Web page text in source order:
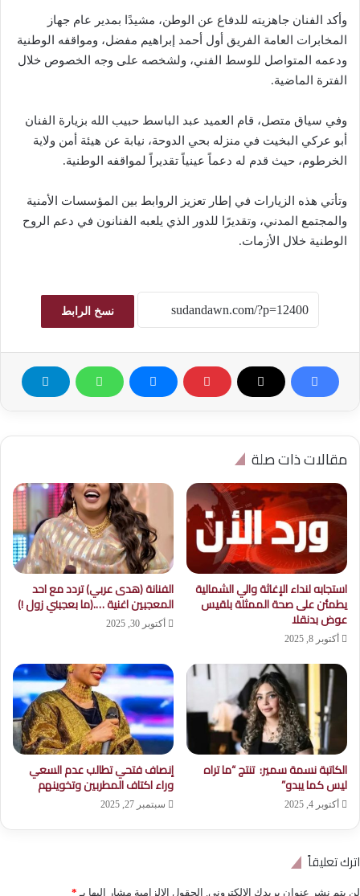
وأكد الفنان جاهزيته للدفاع عن الوطن، مشيدًا بمدير عام جهاز
المخابرات العامة الفريق أول أحمد إبراهيم مفضل، ومواقفه الوطنية
ودعمه المتواصل للوسط الفني، ولشخصه على وجه الخصوص خلال
الفترة الماضية.
وفي سياق متصل، قام العميد عبد الباسط حبيب الله بزيارة الفنان
أبو عركي البخيت في منزله بحي الدوحة، نيابة عن هيئة أمن ولاية
الخرطوم، حيث قدم له دعماً عينياً تقديراً لمواقفه الوطنية.
وتأتي هذه الزيارات في إطار تعزيز الروابط بين المؤسسات الأمنية
والمجتمع المدني، وتقديرًا للدور الذي يلعبه الفنانون في دعم الروح
الوطنية خلال الأزمات.
نسخ الرابط
مقالات ذات صلة
استجابه لنداء الإغاثة والي الشمالية
يطمئن على صحة الممثلة بلقيس
عوض بدنقلا
أكتوبر 8, 2025
الفنانة (هدى عربي) تردد مع احد
المعجبين اغنية ….(ما بعجبني زول !)
أكتوبر 30, 2025
الكاتبة نسمة سمير: تنتج “ما تراه
ليس كما يبدو”
أكتوبر 4, 2025
إنصاف فتحي تطالب عدم السعي
وراء اكتاف المطربين وتخوينهم
سبتمبر 27, 2025
اترك تعليقاً
لن يتم نشر عنوان بريدك الإلكتروني. الحقول الإلزامية مشار إليها بـ *